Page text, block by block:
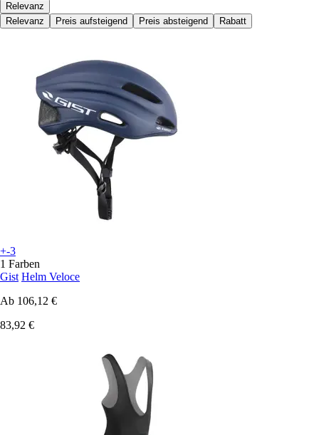
Relevanz
Relevanz
Preis aufsteigend Preis absteigend Rabatt
+-3
1 Farben
Gist Helm Veloce
Ab 106,12 €
83,92 €